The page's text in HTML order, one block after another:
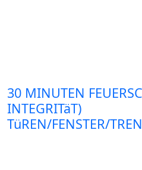
30 MINUTEN
INTEGRITäT)
TüREN/FENSTER/